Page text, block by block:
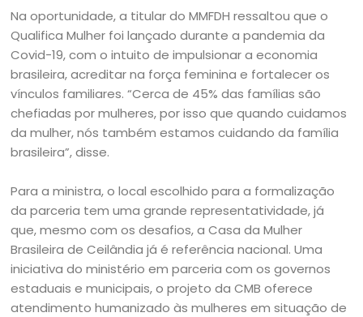
Na oportunidade, a titular do MMFDH ressaltou que o
Qualifica Mulher foi lançado durante a pandemia da
Covid-19, com o intuito de impulsionar a economia
brasileira, acreditar na força feminina e fortalecer os
vínculos familiares. “Cerca de 45% das famílias são
chefiadas por mulheres, por isso que quando cuidamos
da mulher, nós também estamos cuidando da família
brasileira”, disse.
Para a ministra, o local escolhido para a formalização
da parceria tem uma grande representatividade, já
que, mesmo com os desafios, a Casa da Mulher
Brasileira de Ceilândia já é referência nacional. Uma
iniciativa do ministério em parceria com os governos
estaduais e municipais, o projeto da CMB oferece
atendimento humanizado às mulheres em situação de